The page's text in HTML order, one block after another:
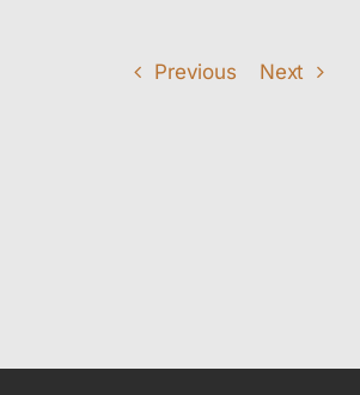
Previous Next